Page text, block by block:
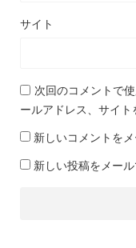
サイト
次回のコメントで
ールアドレス、サイト
新しいコメントを
新しい投稿をメー